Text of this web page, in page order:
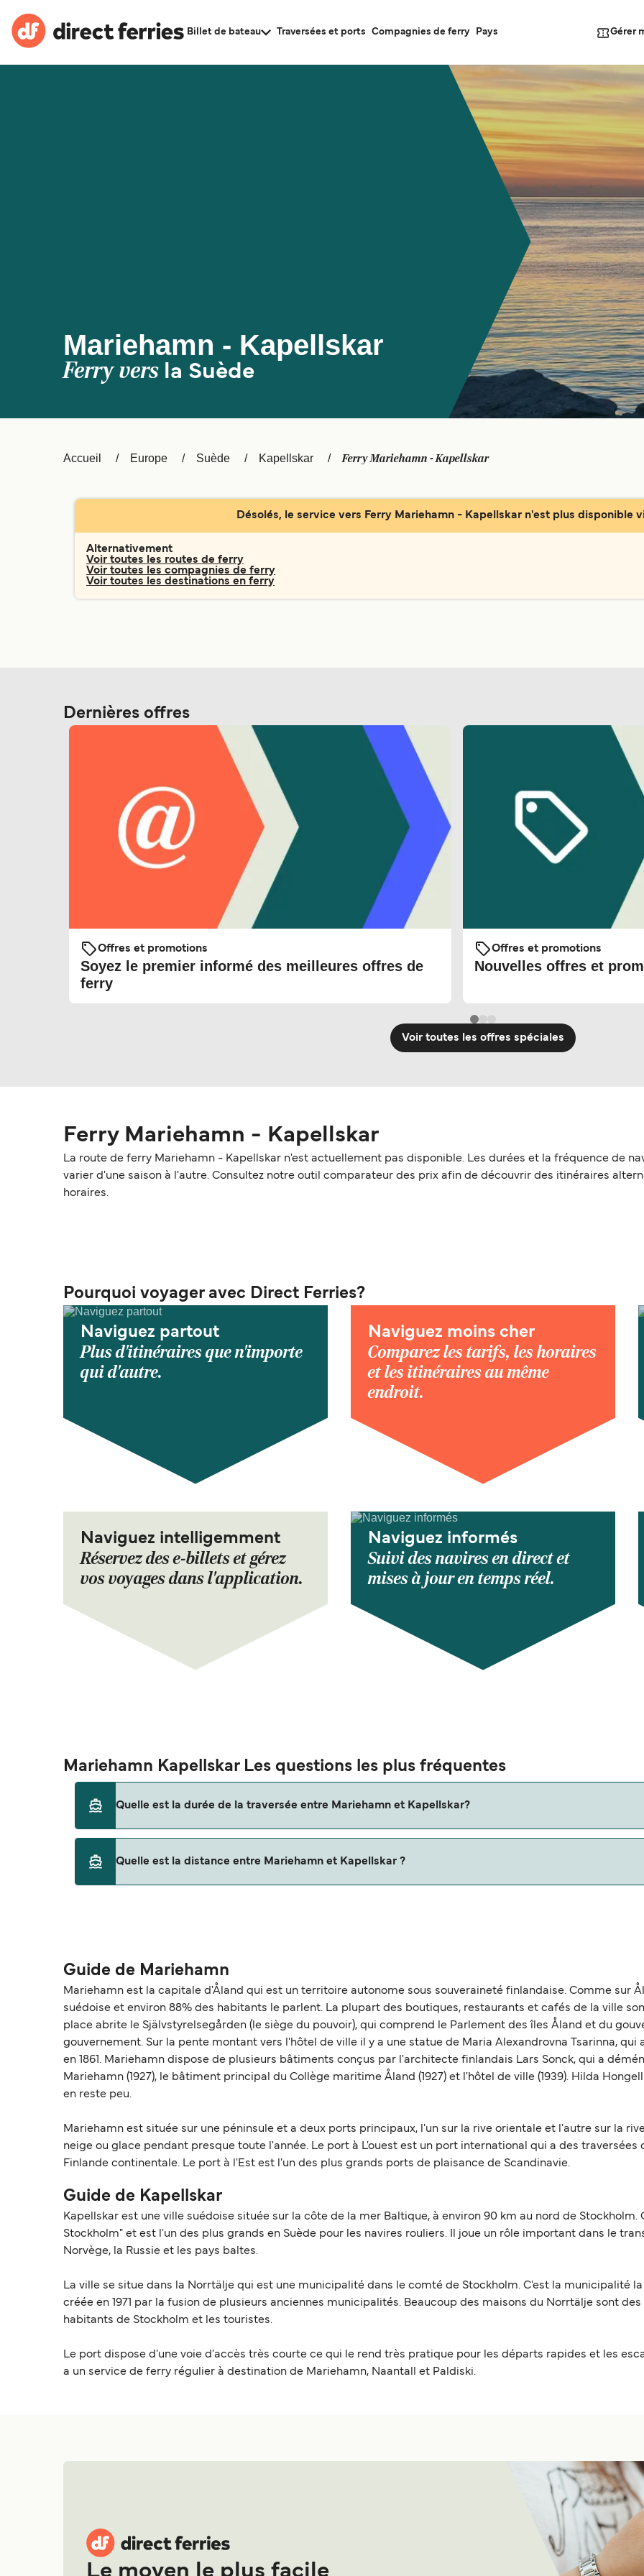
Billet de bateau Traversées et ports Compagnies de ferry Pays Gérer
Mariehamn - Kapellskar
Ferry vers la Suède
Accueil Europe Suède Kapellskar Ferry Mariehamn - Kapellskar
Désolés, le service vers Ferry Mariehamn - Kapellskar n'est plus disponible
Alternativement
Voir toutes les routes de ferry
Voir toutes les compagnies de ferry
Voir toutes les destinations en ferry
Dernières offres
Offres et promotions
Soyez le premier informé des meilleures offres de
ferry
Offres et promotions
Nouvelles offres et
Voir toutes les offres spéciales
Ferry Mariehamn - Kapellskar
La route de ferry Mariehamn - Kapellskar n'est actuellement pas disponible. Les durées et la fréquence de
varier d'une saison à l'autre. Consultez notre outil comparateur des prix afin de découvrir des itinéraires
horaires.
Pourquoi voyager avec Direct Ferries?
Naviguez partout
Plus d'itinéraires que n'importe
qui d'autre.
Naviguez moins cher
Comparez les tarifs, les horaires
et les itinéraires au même
endroit.
Naviguez intelligemment
Réservez des e-billets et gérez
vos voyages dans l'application.
Naviguez informés
Suivi des navires en direct et
mises à jour en temps réel.
Mariehamn Kapellskar Les questions les plus fréquentes
Quelle est la durée de la traversée entre Mariehamn et Kapellskar?
Quelle est la distance entre Mariehamn et Kapellskar ?
Guide de Mariehamn
Mariehamn est la capitale d'Åland qui est un territoire autonome sous souveraineté finlandaise. Comme sur
suédoise et environ 88% des habitants le parlent. La plupart des boutiques, restaurants et cafés de la ville
place abrite le Självstyrelsegården (le siège du pouvoir), qui comprend le Parlement des îles Åland et du
gouvernement. Sur la pente montant vers l'hôtel de ville il y a une statue de Maria Alexandrovna Tsarinna,
en 1861. Mariehamn dispose de plusieurs bâtiments conçus par l'architecte finlandais Lars Sonck, qui a
Mariehamn (1927), le bâtiment principal du Collège maritime Åland (1927) et l'hôtel de ville (1939). Hilda
en reste peu.
Mariehamn est située sur une péninsule et a deux ports principaux, l'un sur la rive orientale et l'autre sur la
neige ou glace pendant presque toute l'année. Le port à L'ouest est un port international qui a des traversées
Finlande continentale. Le port à l'Est est l'un des plus grands ports de plaisance de Scandinavie.
Guide de Kapellskar
Kapellskar est une ville suédoise située sur la côte de la mer Baltique, à environ 90 km au nord de
Stockholm" et est l'un des plus grands en Suède pour les navires rouliers. Il joue un rôle important dans le
Norvège, la Russie et les pays baltes.
La ville se situe dans la Norrtälje qui est une municipalité dans le comté de Stockholm. C'est la municipalité
créée en 1971 par la fusion de plusieurs anciennes municipalités. Beaucoup des maisons du Norrtälje sont
habitants de Stockholm et les touristes.
Le port dispose d'une voie d'accès très courte ce qui le rend très pratique pour les départs rapides et les
a un service de ferry régulier à destination de Mariehamn, Naantall et Paldiski.
Le moyen le plus facile